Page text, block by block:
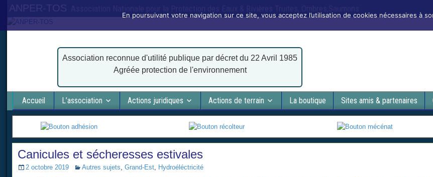
ANPER-TOS
Association reconnue d'utilité publique par décret du 22 Avril 1985
Agréée protection de l'environnement
Accueil L’association Actions juridiques Actions de terrain La boutique Sites amis & partenaires
Canicules et sécheresses estivales
2 octobre 2019 Autres sujets, Grand-Est, Hydroéléctricité
En poursuivant votre navigation sur ce site, vous acceptez l’utilisation de cookies nécessaires à